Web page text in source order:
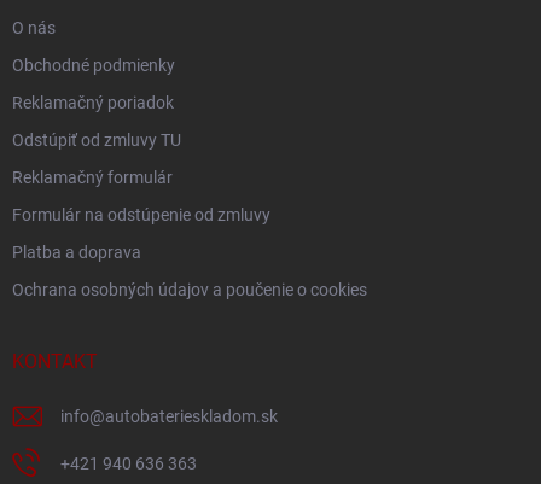
O nás
Obchodné podmienky
Reklamačný poriadok
Odstúpiť od zmluvy TU
Reklamačný formulár
Formulár na odstúpenie od zmluvy
Platba a doprava
Ochrana osobných údajov a poučenie o cookies
KONTAKT
info@autobaterieskladom.sk
+421 940 636 363